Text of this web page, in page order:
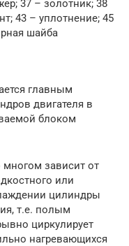
37 – золотник; 38
43 – уплотнение; 45
шайба
главным
двигателя в
блоком
зависит от
или
цилиндры
т.е. полым
циркулирует
нагревающихся